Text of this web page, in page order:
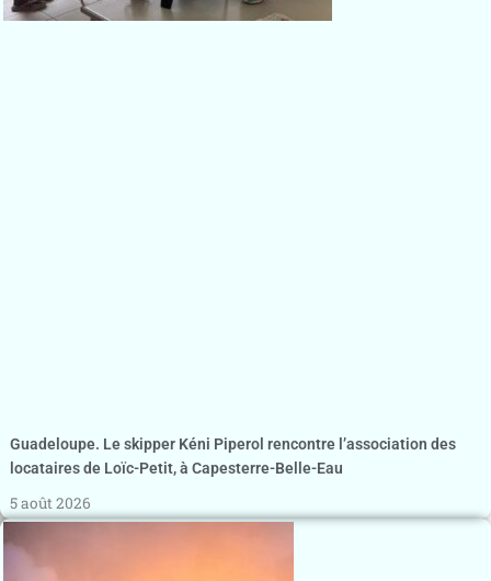
Guadeloupe. Le skipper Kéni Piperol rencontre l’association des
locataires de Loïc-Petit, à Capesterre-Belle-Eau
5 août 2026